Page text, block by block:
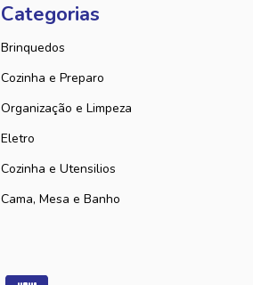
Categorias
Brinquedos
Cozinha e Preparo
Organização e Limpeza
Eletro
Cozinha e Utensilios
Cama, Mesa e Banho